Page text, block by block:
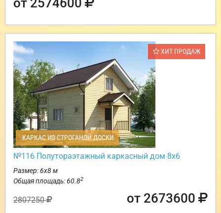
от 2574600
ХИТ ПРОДАЖ
КАРКАС ИЗ СТРОГАНОЙ ДОСКИ
№116 Полутораэтажный каркасный дом 8х6
Размер: 6х8 м
Общая площадь: 60.82
2807250 от 2673600